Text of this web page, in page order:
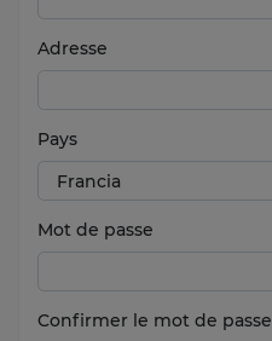
Adresse
Pays
Mot de passe
Confirmer le mot de passe